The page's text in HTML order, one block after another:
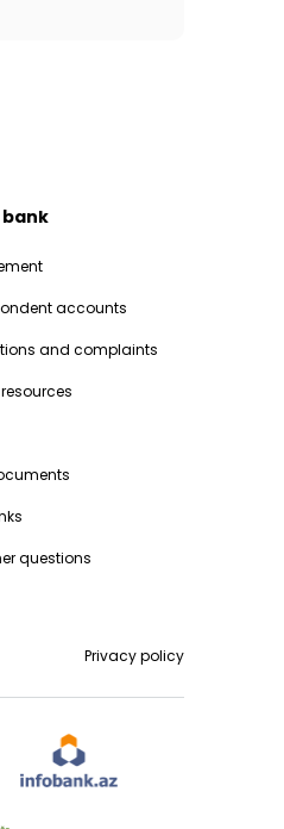
accounts
and complaints
questions
Privacy policy